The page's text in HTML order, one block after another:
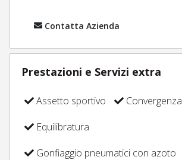
Contatta Azienda
Prestazioni e Servizi extra
Assetto sportivo
Convergenza
Equilibratura
Gonfiaggio pneumatici con azoto